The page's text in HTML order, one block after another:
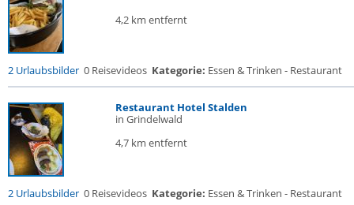
4,2 km entfernt
2 Urlaubsbilder 0 Reisevideos Kategorie: Essen & Trinken - Restaurant
Restaurant Hotel Stalden
in Grindelwald
4,7 km entfernt
2 Urlaubsbilder 0 Reisevideos Kategorie: Essen & Trinken - Restaurant